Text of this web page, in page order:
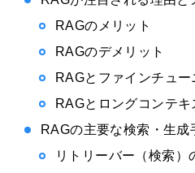
RAGのメリット
RAGのデメリット
RAGとファインチュー
RAGとロングコンテ
RAGの主要な検索・生成
リトリーバー（検索）